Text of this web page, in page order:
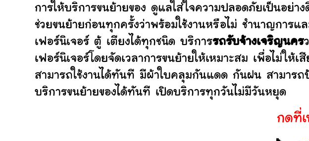
การให้บริการขนย้ายของ ดูแลใส่ใจความปลอดภัยเป็นอย่
ช่วยขนย้ายก่อนทุกครั้งว่าพร้อมใช้งานหรือไม่ ชำนาญการ
เฟอร์นิเจอร์ ตู้ เตียงได้ทุกชนิด บริการรถรับจ้างเจริญนคร
เฟอร์นิเจอร์โดยจัดเวลาการขนย้ายให้เหมาะสม เพื่อไม่ให้
สามารถใช้งานได้ทันที มีผ้าใบคลุมกันแดด กันฝน สามาร
บริการขนย้ายของได้ทันที เปิดบริการทุกวันไม่มีวันหยุด
กดที่